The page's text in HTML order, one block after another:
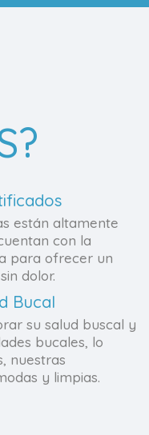
están altamente
con la
para ofrecer un
dolor.
Bucal
su salud buscal y
bucales, lo
nuestras
y limpias.